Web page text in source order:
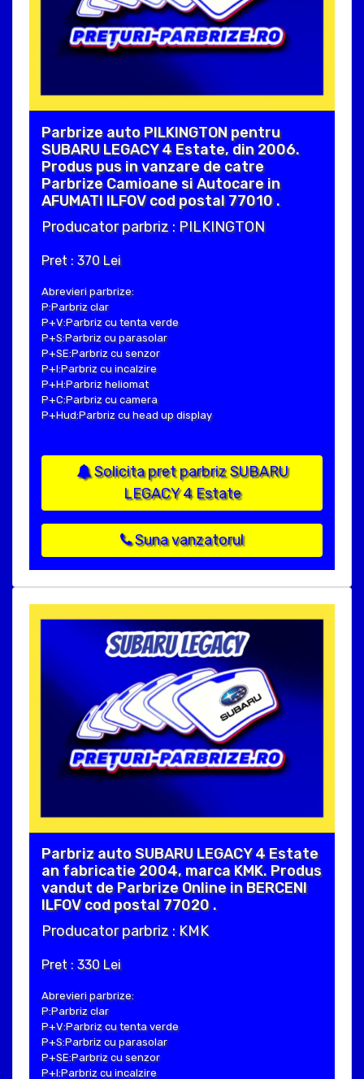
Parbrize auto PILKINGTON pentru
SUBARU LEGACY 4 Estate, din 2006.
Produs pus in vanzare de catre
Parbrize Camioane si Autocare in
AFUMATI ILFOV cod postal 77010 .
Producator parbriz : PILKINGTON
Pret : 370 Lei
Abrevieri parbrize:
P:Parbriz clar
P+V:Parbriz cu tenta verde
P+S:Parbriz cu parasolar
P+SE:Parbriz cu senzor
P+I:Parbriz cu incalzire
P+H:Parbriz heliomat
P+C:Parbriz cu camera
P+Hud:Parbriz cu head up display
Solicita pret parbriz SUBARU
LEGACY 4 Estate
Suna vanzatorul
Parbriz auto SUBARU LEGACY 4 Estate
an fabricatie 2004, marca KMK. Produs
vandut de Parbrize Online in BERCENI
ILFOV cod postal 77020 .
Producator parbriz : KMK
Pret : 330 Lei
Abrevieri parbrize:
P:Parbriz clar
P+V:Parbriz cu tenta verde
P+S:Parbriz cu parasolar
P+SE:Parbriz cu senzor
P+I:Parbriz cu incalzire